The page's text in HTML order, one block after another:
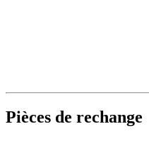
Pièces de rechange